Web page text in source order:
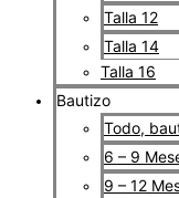
Talla 12
Talla 14
Talla 16
Bautizo
Todo,
6 – 9
9 – 12